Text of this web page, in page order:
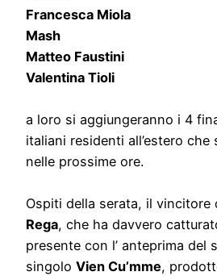
Francesca Miola
Mash
Matteo Faustini
Valentina Tioli
a loro si aggiungeranno i 4
italiani residenti all’estero
nelle prossime ore.
Ospiti della serata, il vincitore
Rega, che ha davvero
presente con l’ anteprima del
singolo Vien Cu’mme,